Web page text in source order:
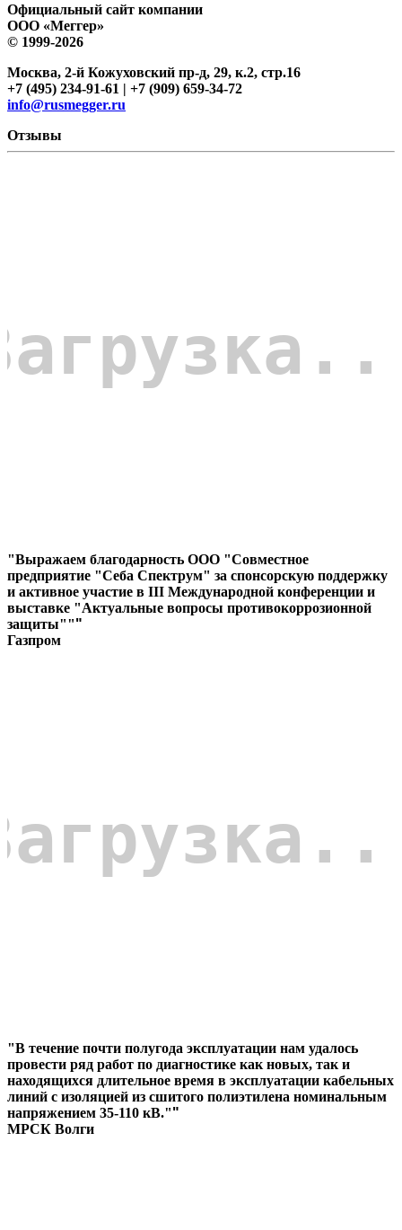
Официальный сайт компании
ООО «Меггер»
© 1999-2026
Москва, 2-й Кожуховский пр-д, 29, к.2, стр.16
+7 (495) 234-91-61 | +7 (909) 659-34-72
info@rusmegger.ru
Отзывы
"Выражаем благодарность ООО "Совместное
предприятие "Себа Спектрум" за спонсорскую поддержку
и активное участие в III Международной конференции и
выставке "Актуальные вопросы противокоррозионной
защиты"""
Газпром
"В течение почти полугода эксплуатации нам удалось
провести ряд работ по диагностике как новых, так и
находящихся длительное время в эксплуатации кабельных
линий с изоляцией из сшитого полиэтилена номинальным
напряжением 35-110 кВ.""
МРСК Волги